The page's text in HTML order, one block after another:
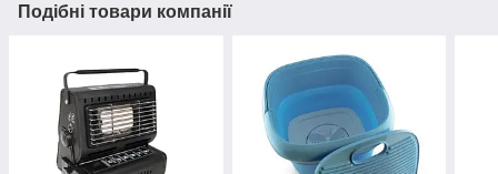
Подібні товари компанії